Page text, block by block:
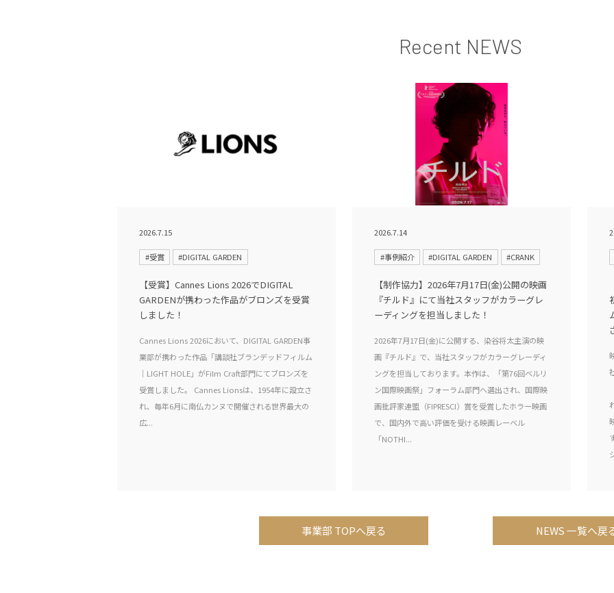
Recent NEWS
2026.7.15
#受賞 #DIGITAL GARDEN
【受賞】Cannes Lions 2026でDIGITAL
GARDENが携わった作品がブロンズを受賞
しました！
Cannes Lions 2026において、DIGITAL GARDEN事
業部が携わった作品「講談社ブランデッドフィルム
｜LIGHT HOLE」がFilm Craft部門にてブロンズを
受賞しました。 Cannes Lionsは、1954年に設立さ
れ、毎年6月に南仏カンヌで開催される世界最大の
広...
2026.7.14
#事例紹介 #DIGITAL GARDEN #CRANK
【制作協力】2026年7月17日(金)公開の映画
『チルド』にて当社スタッフがカラーグレ
ーディングを担当しました！
2026年7月17日(金)に公開する、染谷将太主演の映
画『チルド』で、当社スタッフがカラーグレーディ
ングを担当しております。本作は、「第76回ベルリ
ン国際映画祭」フォーラム部門へ選出され、国際映
画批評家連盟（FIPRESCI）賞を受賞したホラー映画
で、国内外で高い評価を受ける映画レーベル
「NOTHI...
事業部 TOPへ戻る NEWS 一覧へ戻